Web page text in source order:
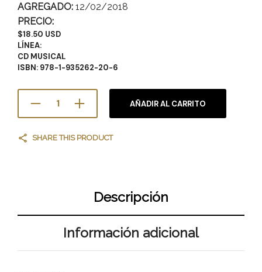
AGREGADO: 12/02/2018
PRECIO:
$18.50 USD
LÍNEA:
CD MUSICAL
ISBN: 978-1-935262-20-6
AÑADIR AL CARRITO
SHARE THIS PRODUCT
Descripción
Información adicional